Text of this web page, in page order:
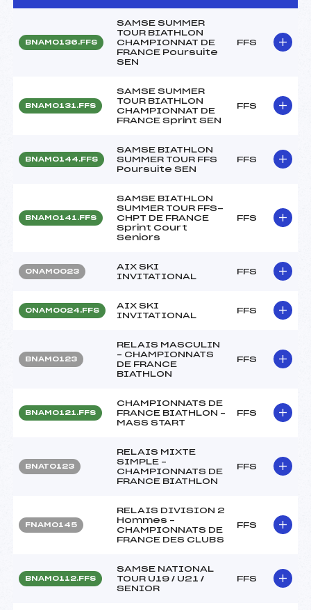
BNAM0136.FFS
SAMSE SUMMER
TOUR BIATHLON
CHAMPIONNAT DE
FRANCE Poursuite
SEN
FFS
BNAM0131.FFS
SAMSE SUMMER
TOUR BIATHLON
CHAMPIONNAT DE
FRANCE Sprint SEN
FFS
BNAM0144.FFS
SAMSE BIATHLON
SUMMER TOUR FFS
Poursuite SEN
FFS
BNAM0141.FFS
SAMSE BIATHLON
SUMMER TOUR FFS-
CHPT DE FRANCE
Sprint Court
Seniors
FFS
ONAM0023
AIX SKI
INVITATIONAL
FFS
ONAM0024.FFS
AIX SKI
INVITATIONAL
FFS
BNAM0123
RELAIS MASCULIN
– CHAMPIONNATS
DE FRANCE
BIATHLON
FFS
BNAM0121.FFS
CHAMPIONNATS DE
FRANCE BIATHLON –
MASS START
FFS
BNAT0123
RELAIS MIXTE
SIMPLE –
CHAMPIONNATS DE
FRANCE BIATHLON
FFS
FNAM0145
RELAIS DIVISION 2
Hommes –
CHAMPIONNATS DE
FRANCE DES CLUBS
FFS
BNAM0112.FFS
SAMSE NATIONAL
TOUR U19 / U21 /
SENIOR
FFS